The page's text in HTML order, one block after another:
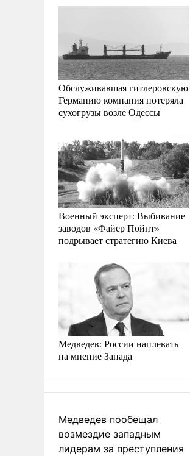
Обслуживавшая гитлеровскую
Германию компания потеряла
сухогрузы возле Одессы
Военный эксперт: Выбивание
заводов «Файер Пойнт»
подрывает стратегию Киева
Медведев: России наплевать
на мнение Запада
Медведев пообещал
возмездие западным
лидерам за преступления